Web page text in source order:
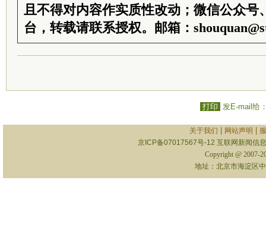
且不得对内容作实质性改动；微信公众号
台，转载请联系授权。邮箱：
打印 发E-mail给
关于我们 网站声明
京ICP备07017567号-12 互联网新闻信
Copyright @ 2007-
地址：北京市海淀区